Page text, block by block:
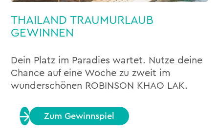
THAILAND TRAUMURLAUB
GEWINNEN
Dein Platz im Paradies wartet. Nutze deine
Chance auf eine Woche zu zweit im
wunderschönen ROBINSON KHAO LAK.
Zum Gewinnspiel